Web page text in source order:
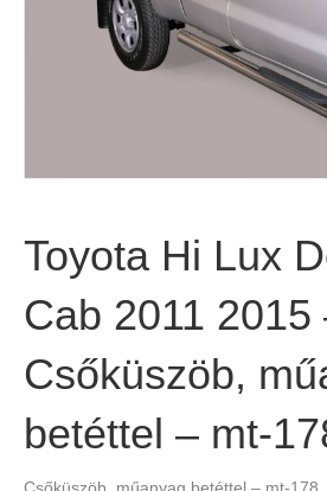
Toyota Hi Lux
Cab 2011 2015
Csőküszöb,
betéttel – mt-